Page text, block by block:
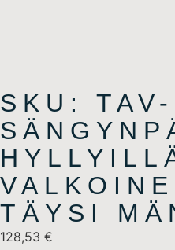
SKU:
TÄYSI
128,53 €